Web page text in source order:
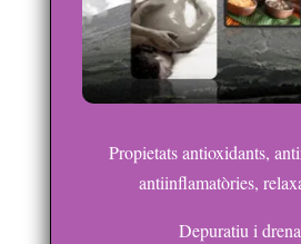
Propietats antioxidants,
antiinflamatòries,
Depuratiu i